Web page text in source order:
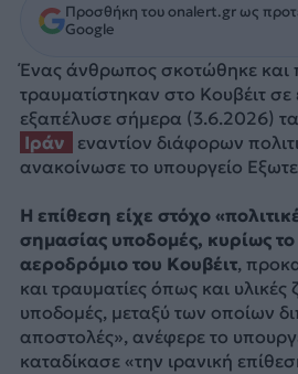
Προσθήκη του onalert.gr ως
Google
Ένας άνθρωπος σκοτώθηκε και
τραυματίστηκαν στο Κουβέιτ σε
εξαπέλυσε σήμερα (3.6.2026)
Ιράν
εναντίον διάφορων
ανακοίνωσε το υπουργείο
Η επίθεση είχε στόχο
σημασίας υποδομές, κυρίως το
αεροδρόμιο του Κουβέιτ,
και τραυματίες όπως και υλικές
υποδομές, μεταξύ των οποίων
αποστολές», ανέφερε το
καταδίκασε «την ιρανική